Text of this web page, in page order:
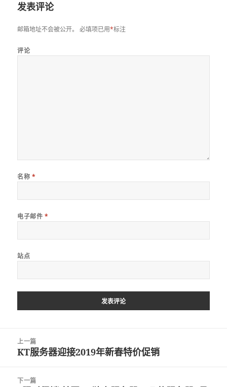
发表评论
邮箱地址不会被公开。 必填项已用*标注
评论
名称 *
电子邮件 *
站点
上一篇
上
文
KT服务器迎接2019年新春特价促销
下一篇